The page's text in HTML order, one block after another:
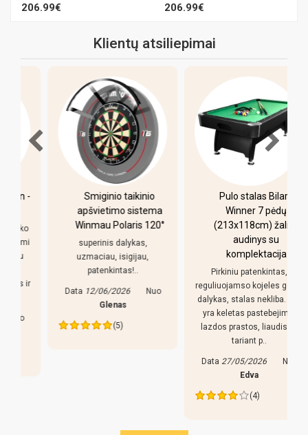
206.99€ 206.99€
Klientų atsiliepimai
Smiginio taikinio
apšvietimo sistema
Winmau Polaris 120°
superinis dalykas,
uzmaciau, isigijau,
patenkintas!..
12/06/2026
Nuo
(5)
Pulo stalas Bilaro
Winner 7 pėdų
(213x118cm) žalias
audinys su
komplektacija
Pirkiniu patenkintas,
reguliuojamso kojeles geras
dalykas, stalas nekliba. Bet
yra keletas pastebejimu:
lazdos prastos, liaudiskai
tariant p..
27/05/2026
Nuo
(4)